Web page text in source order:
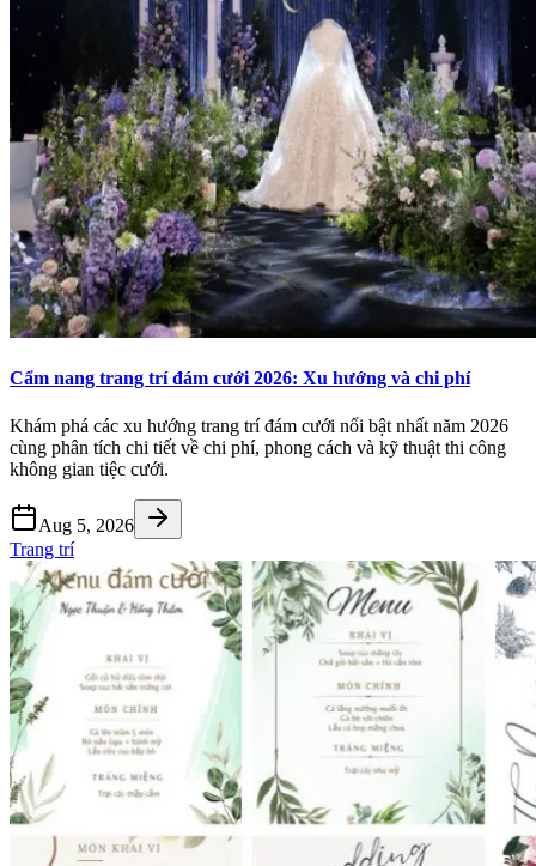
Cẩm nang trang trí đám cưới 2026: Xu hướng và chi phí
Khám phá các xu hướng trang trí đám cưới nổi bật nhất năm 2026
cùng phân tích chi tiết về chi phí, phong cách và kỹ thuật thi công
không gian tiệc cưới.
Aug 5, 2026
Trang trí